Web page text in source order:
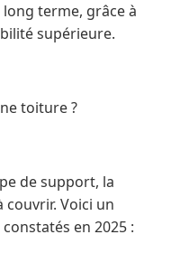
terme, grâce à
supérieure.
toiture ?
de support, la
Voici un
en 2025 :